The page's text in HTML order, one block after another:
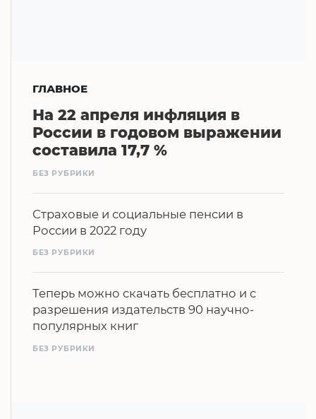
ГЛАВНОЕ
На 22 апреля инфляция в
России в годовом выражении
составила 17,7 %
БЕЗ РУБРИКИ
Страховые и социальные пенсии в
России в 2022 году
БЕЗ РУБРИКИ
Теперь можно скачать бесплатно и с
разрешения издательств 90 научно-
популярных книг
БЕЗ РУБРИКИ